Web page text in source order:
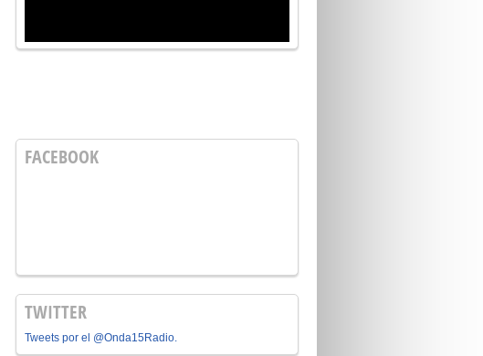
FACEBOOK
TWITTER
Tweets por el @Onda15Radio.